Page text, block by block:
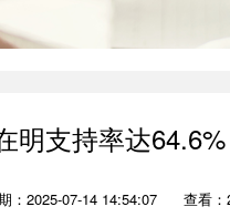
明支持率达
：2025-07-14 14:54:07 查看：